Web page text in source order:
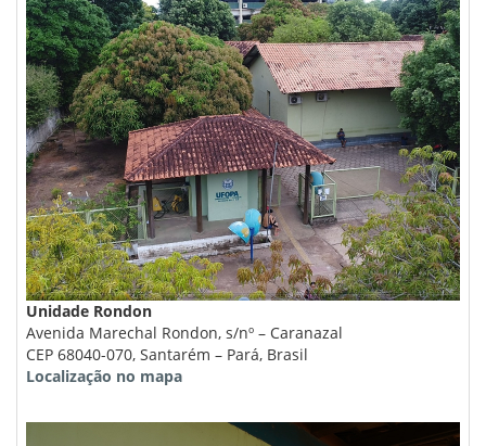
Unidade Rondon
Avenida Marechal Rondon, s/nº – Caranazal
CEP 68040-070, Santarém – Pará, Brasil
Localização no mapa